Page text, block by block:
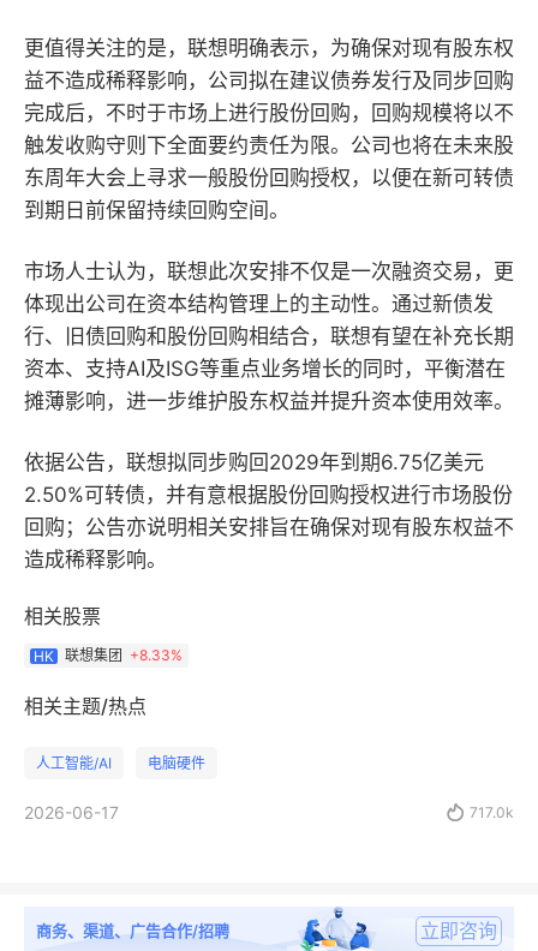
更值得关注的是，联想明确表示，为确保对现有股东权
益不造成稀释影响，公司拟在建议债券发行及同步回购
完成后，不时于市场上进行股份回购，回购规模将以不
触发收购守则下全面要约责任为限。公司也将在未来股
东周年大会上寻求一般股份回购授权，以便在新可转债
到期日前保留持续回购空间。
市场人士认为，联想此次安排不仅是一次融资交易，更
体现出公司在资本结构管理上的主动性。通过新债发
行、旧债回购和股份回购相结合，联想有望在补充长期
资本、支持AI及ISG等重点业务增长的同时，平衡潜在
摊薄影响，进一步维护股东权益并提升资本使用效率。
依据公告，联想拟同步购回2029年到期6.75亿美元
2.50%可转债，并有意根据股份回购授权进行市场股份
回购；公告亦说明相关安排旨在确保对现有股东权益不
造成稀释影响。
相关股票
HK 联想集团 +8.33%
相关主题/热点
人工智能/AI 电脑硬件
2026-06-17  717.0k
商务、渠道、广告合作/招聘 立即咨询